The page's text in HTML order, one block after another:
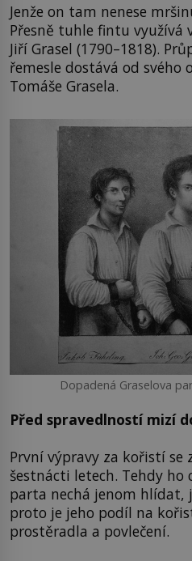
Jenže on tam nenese
Přesně tuhle fintu využívá
Jiří Grasel (1790–1818).
řemesle dostává od svého
Tomáše Grasela.
Dopadená Graselova
Před spravedlností mizí
První výpravy za kořistí se
šestnácti letech. Tehdy ho
parta nechá jenom hlídat,
proto je jeho podíl na
prostěradla a povlečení.